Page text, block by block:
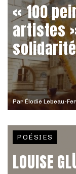
ParÉlodie Lebeau-
« 100
artistes
POÉSIES
LOUISE